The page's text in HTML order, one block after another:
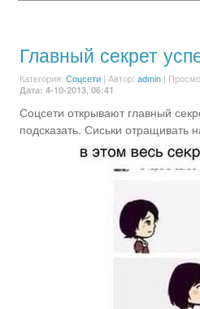
Главный секрет
Категория: Соцсети | Автор: admin |
Дата: 4-10-2013, 06:41
Соцсети открывают главный
подсказать. Сиськи отращивать